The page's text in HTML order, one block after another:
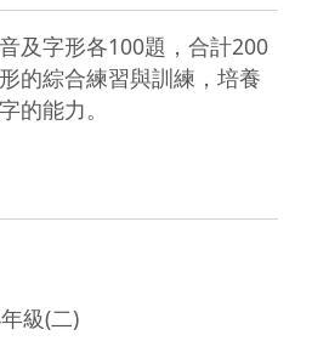
及字形各100題，合計200
的綜合練習與訓練，培養
的能力。
級(二)